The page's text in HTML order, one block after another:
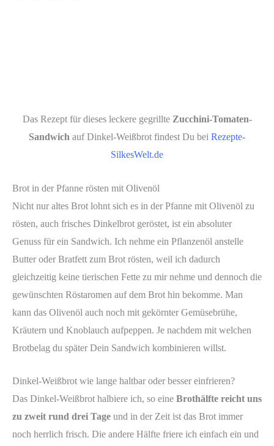
Das Rezept für dieses leckere gegrillte Zucchini-Tomaten-
Sandwich auf Dinkel-Weißbrot findest Du bei Rezepte-
SilkesWelt.de
Brot in der Pfanne rösten mit Olivenöl
Nicht nur altes Brot lohnt sich es in der Pfanne mit Olivenöl zu
rösten, auch frisches Dinkelbrot geröstet, ist ein absoluter
Genuss für ein Sandwich. Ich nehme ein Pflanzenöl anstelle
Butter oder Bratfett zum Brot rösten, weil ich dadurch
gleichzeitig keine tierischen Fette zu mir nehme und dennoch die
gewünschten Röstaromen auf dem Brot hin bekomme. Man
kann das Olivenöl auch noch mit gekörnter Gemüsebrühe,
Kräutern und Knoblauch aufpeppen. Je nachdem mit welchen
Brotbelag du später Dein Sandwich kombinieren willst.
Dinkel-Weißbrot wie lange haltbar oder besser einfrieren?
Das Dinkel-Weißbrot halbiere ich, so eine Brothälfte reicht uns
zu zweit rund drei Tage und in der Zeit ist das Brot immer
noch herrlich frisch. Die andere Hälfte friere ich einfach ein und